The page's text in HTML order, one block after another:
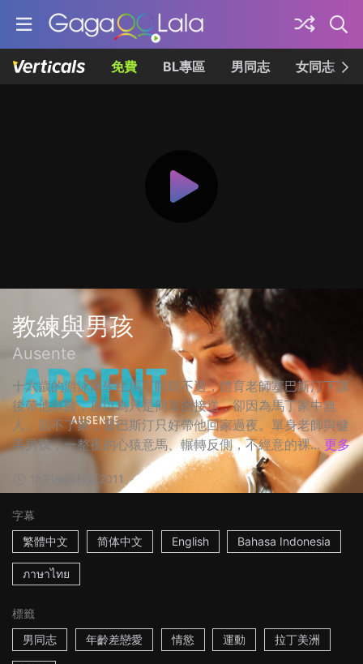
免費 BL專區 男同志 女同志
教練與男孩
Ausente
十六歲的游泳隊學生馬丁眼睛不適，體育老師塞巴斯汀下課
後帶他就醫，原以為只是簡單的接送，卻因為馬丁家中無
人、回不了家，塞巴斯汀只好帶他回家過夜。單身老師與健
美男孩，一整夜的心猿意馬、輾轉反側，不經意的裸... 更多
1h31m 阿根廷2011
字幕
繁體中文
简体中文 English Bahasa Indonesia
ภาษาไทย
標籤
男同志
年齡差戀愛 情慾 運動 拉丁美洲